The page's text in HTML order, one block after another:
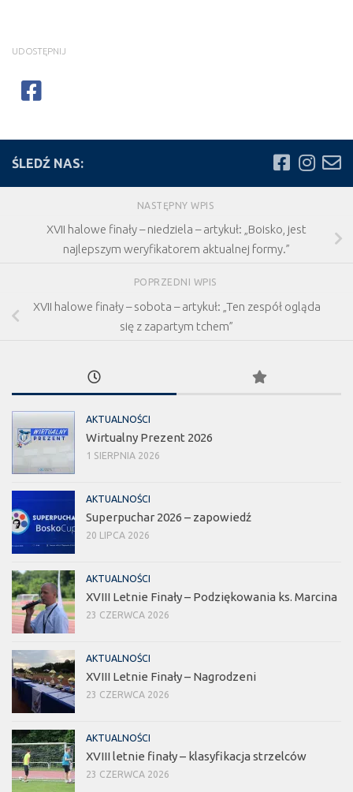
UDOSTĘPNIJ
ŚLEDŹ NAS:
NASTĘPNY WPIS
XVII halowe finały – niedziela – artykuł: „Boisko, jest
najlepszym weryfikatorem aktualnej formy.”
POPRZEDNI WPIS
XVII halowe finały – sobota – artykuł: „Ten zespół ogląda
się z zapartym tchem”
AKTUALNOŚCI
Wirtualny Prezent 2026
1 SIERPNIA 2026
AKTUALNOŚCI
Superpuchar 2026 – zapowiedź
20 LIPCA 2026
AKTUALNOŚCI
XVIII Letnie Finały – Podziękowania ks. Marcina
23 CZERWCA 2026
AKTUALNOŚCI
XVIII Letnie Finały – Nagrodzeni
23 CZERWCA 2026
AKTUALNOŚCI
XVIII letnie finały – klasyfikacja strzelców
23 CZERWCA 2026